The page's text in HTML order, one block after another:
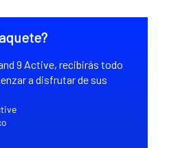
9 Active, recibirás todo
a disfrutar de sus